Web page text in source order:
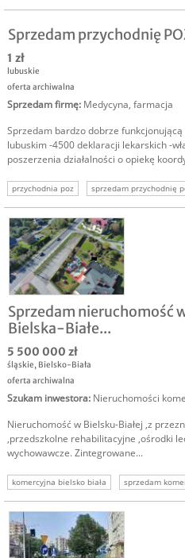
Sprzedam przychodnię
1 zł
lubuskie
oferta archiwalna
Sprzedam firmę: Medycyna, farmacja
Sprzedam bardzo dobrze
lubuskim -4500 deklaracji lekarskich -
poszerzenia działalności o opiekę
przychodnia poz sprzedam przychodnię
sprzedam przychodnię
sprzedam firmę
oferta sprzedaży przychodni
Sprzedam nieruchomość
Bielska-Białe...
5 500 000 zł
śląskie, Bielsko-Biała
oferta archiwalna
Szukam inwestora: Nieruchomości
Nieruchomość w Bielsku-Białej ,z
,przedszkolne rehabilitacyjne ,ośrodki
wychowawcze. Zintegrowane...
komercyjna bielsko biała sprzedam
sprzedam budynek usługi
nieruchomość
nieruchomości komercyjne